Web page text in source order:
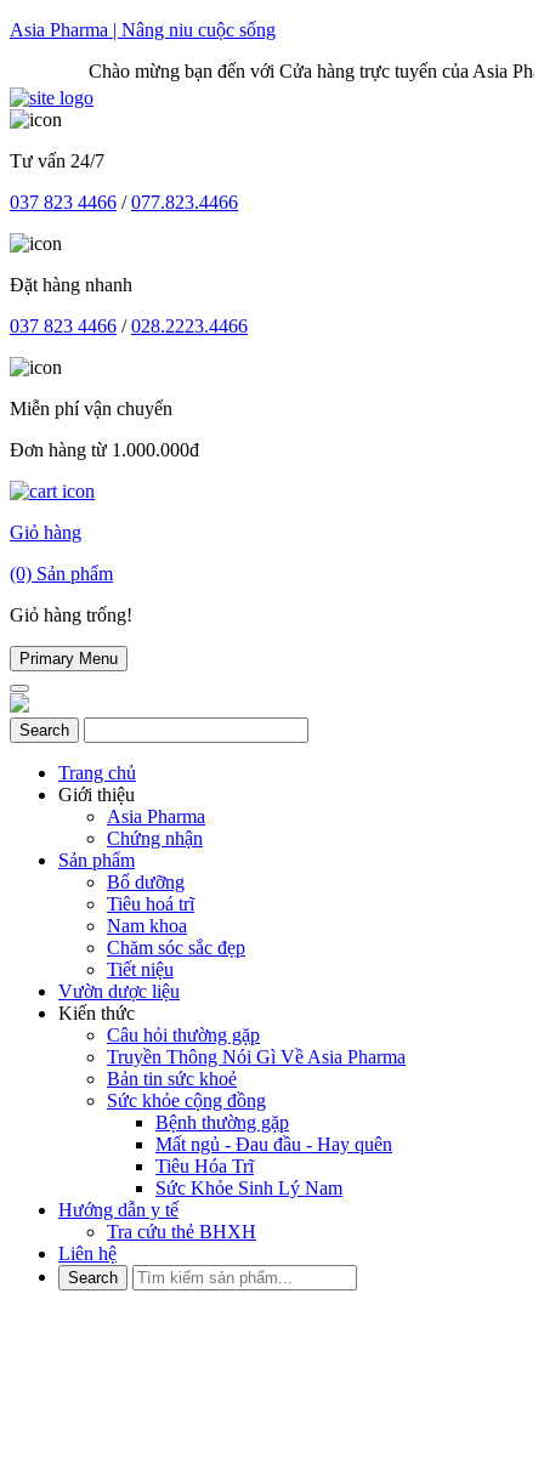
Skip
Asia Pharma | Nâng niu cuộc sống
Chào mừng bạn đến với Cửa hàng trực tuyến của Asia Pharma
Tư vấn 24/7
037 823 4466 /077.823.4466
Đặt hàng nhanh
037 823 4466 /028.2223.4466
Miễn phí vận chuyển
Đơn hàng từ 1.000.000đ
Giỏ hàng
(0) Sản phẩm
Giỏ hàng trống!
Primary Menu
Trang chủ
Giới thiệu
Asia Pharma
Chứng nhận
Sản phẩm
Bổ dưỡng
Tiêu hoá trĩ
Nam khoa
Chăm sóc sắc đẹp
Tiết niệu
Vườn dược liệu
Kiến thức
Câu hỏi thường gặp
Truyền Thông Nói Gì Về Asia Pharma
Bản tin sức khoẻ
Sức khỏe cộng đồng
Bệnh thường gặp
Mất ngủ - Đau đầu - Hay quên
Tiêu Hóa Trĩ
Sức Khỏe Sinh Lý Nam
Hướng dẫn y tế
Tra cứu thẻ BHXH
Liên hệ